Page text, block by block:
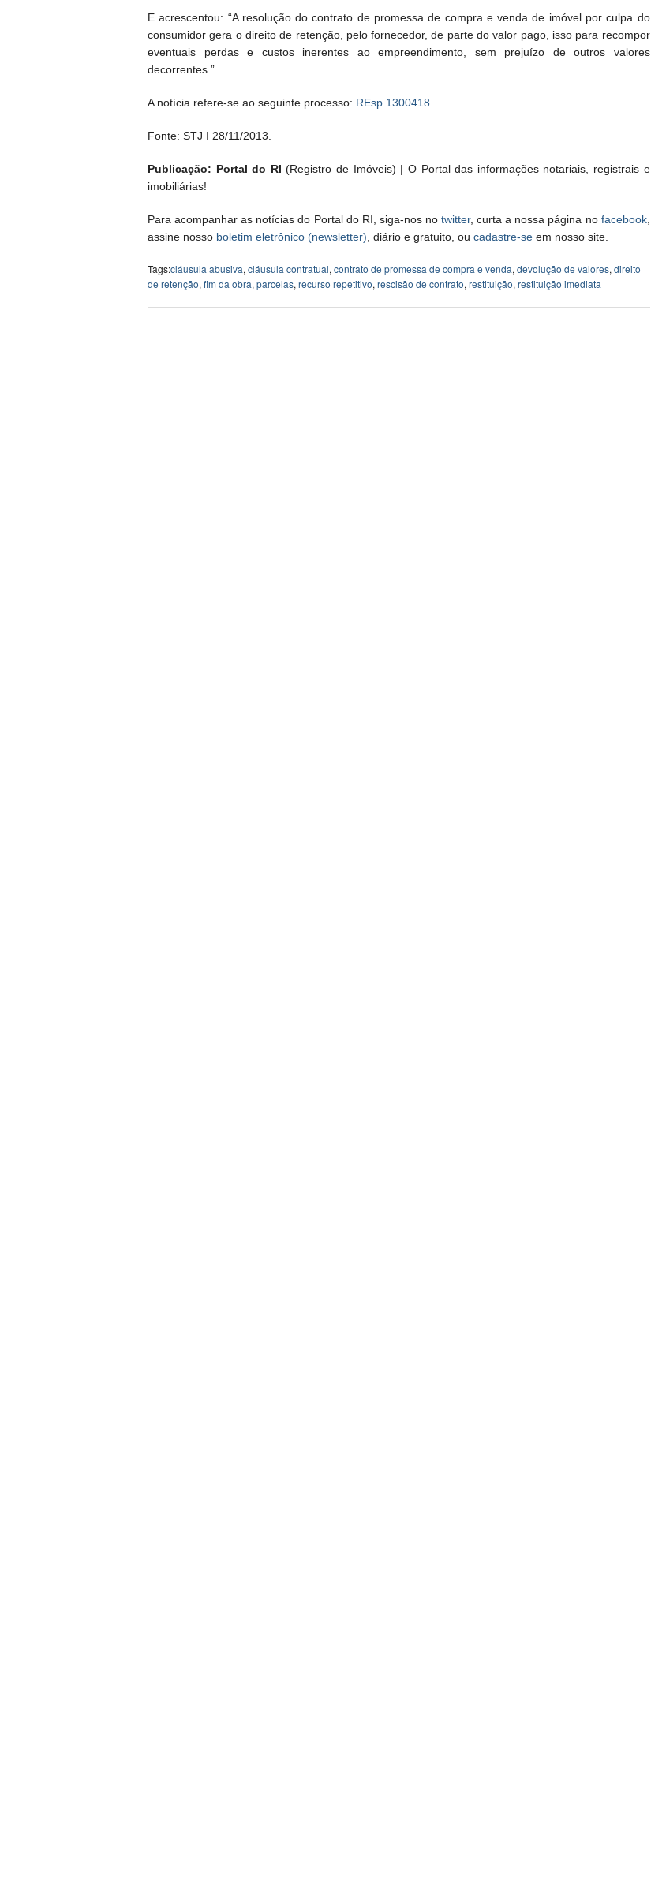
E acrescentou: “A resolução do contrato de promessa de compra e venda de imóvel por culpa do
consumidor gera o direito de retenção, pelo fornecedor, de parte do valor pago, isso para recompor
eventuais perdas e custos inerentes ao empreendimento, sem prejuízo de outros valores
decorrentes.”
A notícia refere-se ao seguinte processo: REsp 1300418
Fonte: STJ I 28/11/2013.
Publicação: Portal do RI (Registro de Imóveis) | O Portal das informações notariais, registrais e
imobiliárias!
Para acompanhar as notícias do Portal do RI, siga-nos notwitter, curta a nossa página no facebook,
assine nosso boletim eletrônico (newsletter) , diário e gratuito, ou cadastre-se em nosso site.
Tags:cláusula abusiva, cláusula contratual, contrato de promessa de compra e venda, devolução de valores, direito
de retenção, fim da obra, parcelas, recurso repetitivo, rescisão de contrato, restituição, restituição imediata